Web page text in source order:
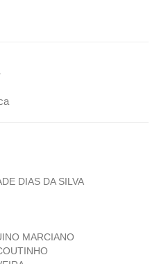
DIAS DA SILVA
MARCIANO